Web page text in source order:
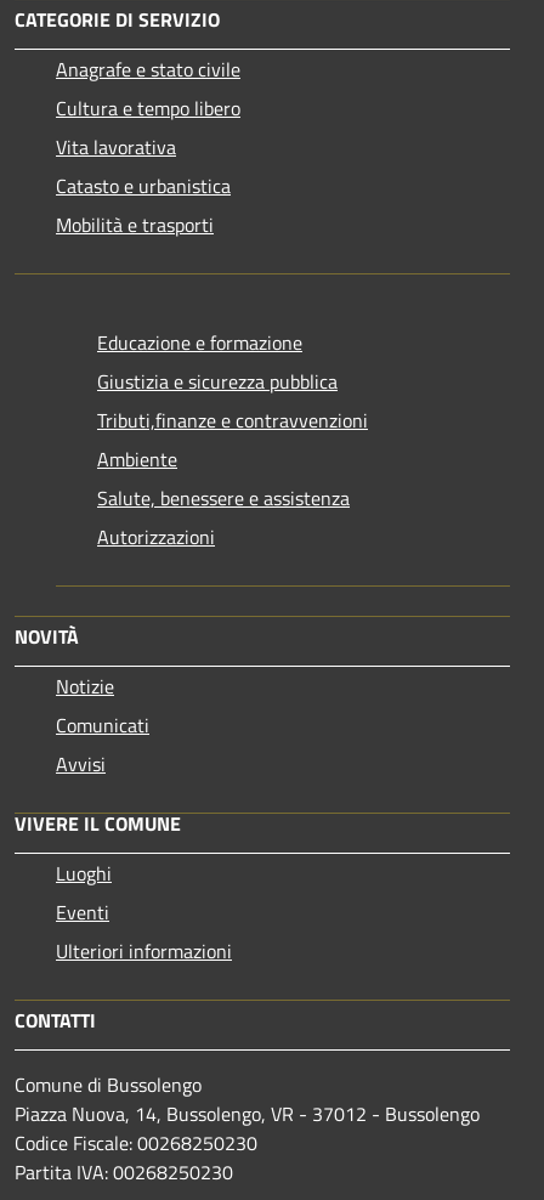
CATEGORIE DI SERVIZIO
Anagrafe e stato civile
Cultura e tempo libero
Vita lavorativa
Catasto e urbanistica
Mobilità e trasporti
Educazione e formazione
Giustizia e sicurezza pubblica
Tributi,finanze e contravvenzioni
Ambiente
Salute, benessere e assistenza
Autorizzazioni
NOVITÀ
Notizie
Comunicati
Avvisi
VIVERE IL COMUNE
Luoghi
Eventi
Ulteriori informazioni
CONTATTI
Comune di Bussolengo
Piazza Nuova, 14, Bussolengo, VR - 37012 - Bussolengo
Codice Fiscale: 00268250230
Partita IVA: 00268250230